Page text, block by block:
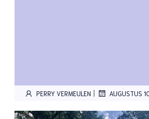
PERRY VERMEULEN | AUGUSTUS